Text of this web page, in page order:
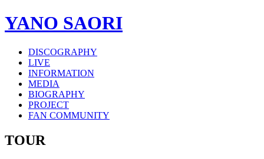
YANO SAORI
DISCOGRAPHY
LIVE
INFORMATION
MEDIA
BIOGRAPHY
PROJECT
FAN COMMUNITY
TOUR